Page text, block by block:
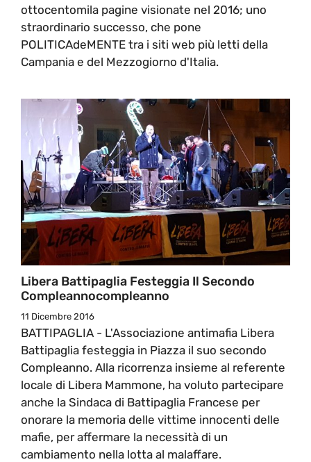
ottocentomila pagine visionate nel 2016; uno
straordinario successo, che pone
POLITICAdeMENTE tra i siti web più letti della
Campania e del Mezzogiorno d'Italia.
Libera Battipaglia Festeggia Il Secondo
Compleannocompleanno
11 Dicembre 2016
BATTIPAGLIA - L'Associazione antimafia Libera
Battipaglia festeggia in Piazza il suo secondo
Compleanno. Alla ricorrenza insieme al referente
locale di Libera Mammone, ha voluto partecipare
anche la Sindaca di Battipaglia Francese per
onorare la memoria delle vittime innocenti delle
mafie, per affermare la necessità di un
cambiamento nella lotta al malaffare.